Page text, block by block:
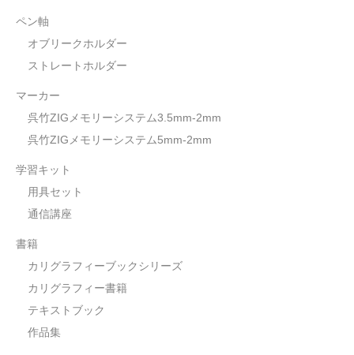
ペン軸
オブリークホルダー
ストレートホルダー
マーカー
呉竹ZIGメモリーシステム3.5mm-2mm
呉竹ZIGメモリーシステム5mm-2mm
学習キット
用具セット
通信講座
書籍
カリグラフィーブックシリーズ
カリグラフィー書籍
テキストブック
作品集